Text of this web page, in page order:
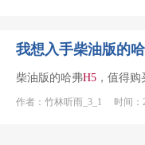
我想入手柴油版的
柴油版的哈弗H5 ，值得
作者：竹林听雨_3_1 时间：